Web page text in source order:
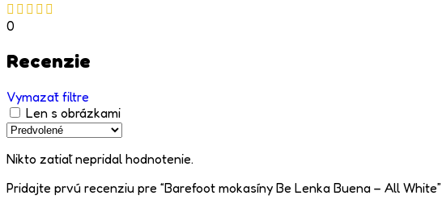
0
Recenzie
Vymazať filtre
Len s obrázkami
Nikto zatiaľ nepridal hodnotenie.
Pridajte prvú recenziu pre “Barefoot mokasíny Be Lenka Buena – All White”